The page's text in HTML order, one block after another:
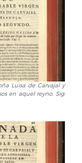
Luisa de Carvajal y
en aquel reyno. Sig: